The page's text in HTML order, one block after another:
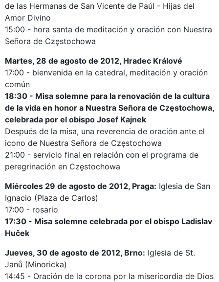
de las Hermanas de San Vicente de Paúl - Hijas del
Amor Divino
15:00 - hora santa de meditación y oración con Nuestra
Señora de Częstochowa
Martes, 28 de agosto de 2012, Hradec Králové
17:00 - bienvenida en la catedral, meditación y oración
común
18:30 - Misa solemne para la renovación de la cultura
de la vida en honor a Nuestra Señora de Częstochowa,
celebrada por el obispo Josef Kajnek
Después de la misa, una reverencia de oración ante el
icono de Nuestra Señora de Częstochowa
21:00 - servicio final en relación con el programa de
peregrinación en Częstochowa
Miércoles 29 de agosto de 2012, Praga: Iglesia de San
Ignacio (Plaza de Carlos)
17:00 - rosario
17:30 - Misa solemne celebrada por el obispo Ladislav
Huček
Jueves, 30 de agosto de 2012, Brno: Iglesia de St.
Janů (Minoricka)
14:45 - Oración de la corona por la misericordia de Dios